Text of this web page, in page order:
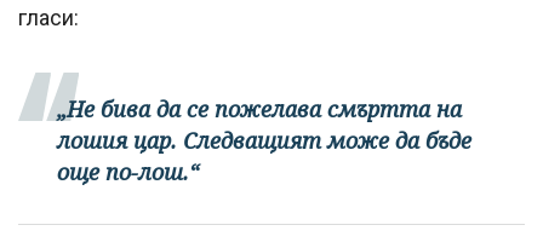
гласи:
„Не бива да се пожелава смъртта на
лошия цар. Следващият може да бъде
още по-лош.“